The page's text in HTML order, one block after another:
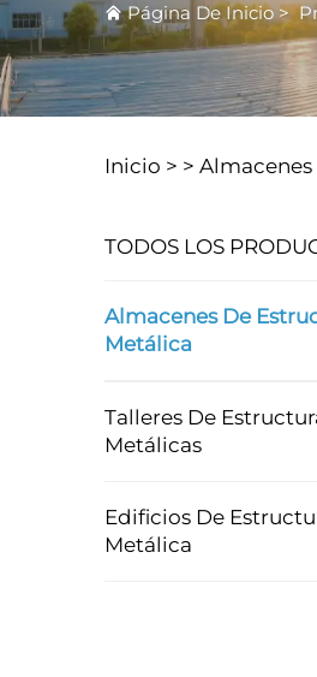
Página De Inicio>
Inicio > >
TODOS LOS
Almacenes De
Metálica
Talleres De
Metálicas
Edificios De
Metálica